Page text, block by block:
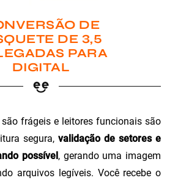
DE
DE 3,5
PARA
DIGITAL
frágeis e leitores funcionais são
segura, validação de setores e
possível, gerando uma imagem
arquivos legíveis. Você recebe o